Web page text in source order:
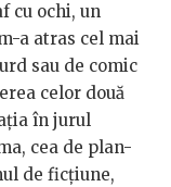
cu ochi, un
a atras cel mai
sau de comic
celor două
în jurul
cea de plan-
de ficțiune,